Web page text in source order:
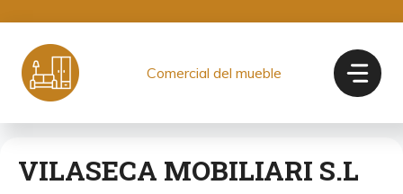
contenido
Comercial del mueble
VILASECA MOBILIARI S.L